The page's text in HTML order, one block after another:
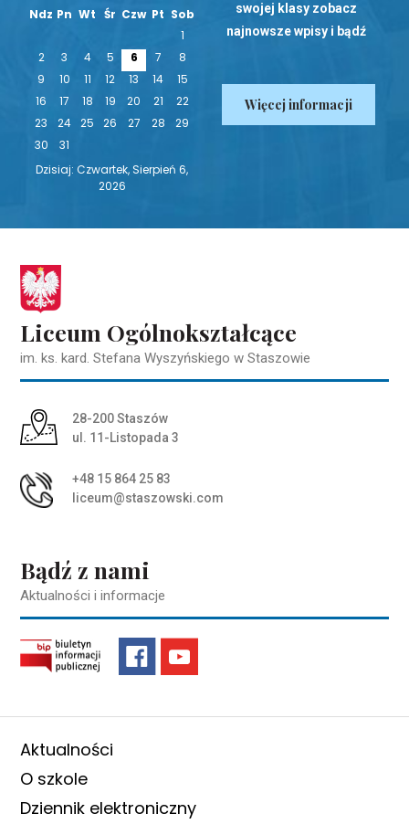
Ndz Pn Wt Śr Czw Pt Sob
1
2
3 4 5 6 7
8
9
10 11 12 13 14
15
16
17 18 19 20 21
22
23
24 25 26 27 28
29
30
31
Dzisiaj: Czwartek, Sierpień 6,
2026
swojej klasy zobacz
najnowsze wpisy i bądź
Więcej informacji
Liceum Ogólnokształcące
im. ks. kard. Stefana Wyszyńskiego w Staszowie
Adres pocztowy:
28-200 Staszów
ul. 11-Listopada 3
+48 15 864 25 83
liceum@staszowski.com
Bądź z nami
Aktualności i informacje
Aktualności
O szkole
Dziennik elektroniczny